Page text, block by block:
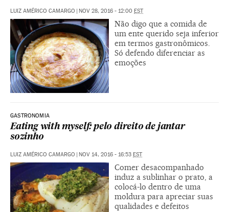
LUIZ AMÉRICO CAMARGO NOV 28, 2016 - 12:00 EST
Não digo que a comida de
um ente querido seja inferior
em termos gastronômicos.
Só defendo diferenciar as
emoções
GASTRONOMIA
Eating with myself: pelo direito de jantar
sozinho
LUIZ AMÉRICO CAMARGO | NOV 14, 2016 - 16:53 EST
Comer desacompanhado
induz a sublinhar o prato, a
colocá-lo dentro de uma
moldura para apreciar suas
qualidades e defeitos